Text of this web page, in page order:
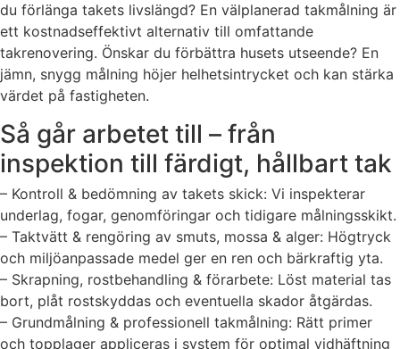
du förlänga takets livslängd? En välplanerad takmålning är
ett kostnadseffektivt alternativ till omfattande
takrenovering. Önskar du förbättra husets utseende? En
jämn, snygg målning höjer helhetsintrycket och kan stärka
värdet på fastigheten.
Så går arbetet till – från
inspektion till färdigt, hållbart tak
– Kontroll & bedömning av takets skick: Vi inspekterar
underlag, fogar, genomföringar och tidigare målningsskikt.
– Taktvätt & rengöring av smuts, mossa & alger: Högtryck
och miljöanpassade medel ger en ren och bärkraftig yta.
– Skrapning, rostbehandling & förarbete: Löst material tas
bort, plåt rostskyddas och eventuella skador åtgärdas.
– Grundmålning & professionell takmålning: Rätt primer
och topplager appliceras i system för optimal vidhäftning